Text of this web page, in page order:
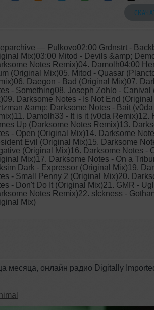
— Pulkovo02:00 Grdnstrt -
Mix)03:00 Mitod - Devils &amp;
Notes Remix)04. Damolh04:00
(Original Mix)05. Mitod - Quasar
Daegon - Bad (Original Mix)07.
- Something08. Joseph Zohlo - Canival
Darksome Notes - Is Not End
&amp; Darksome Notes - Bait (v0da
Damolh33 - It is it (v0da Remix)12.
Up (Darksome Notes Remix)13.
- Open (Original Mix)14. Darksome
Evil (Original Mix)15. Darksome
(Original Mix)16. Darksome Notes -
Mix)17. Darksome Notes - On a
Dark - Expressor (Original Mix)19.
- Small Penny 2 (Original Mix)20.
- Don't Do It (Original Mix)21. GMR -
Notes Remix)22. s!ckness -
Mix)
месяца, онлайн радио Digitally